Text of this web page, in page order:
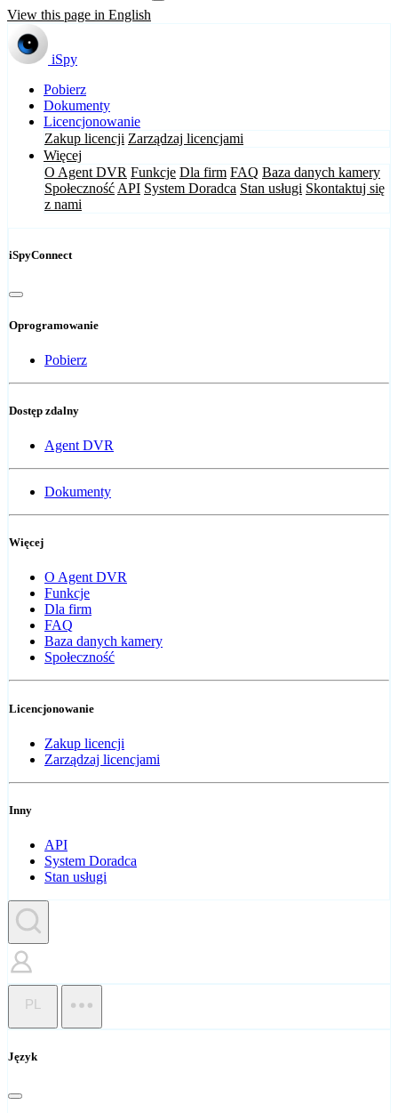
View this page in English
iSpy
Pobierz
Dokumenty
Licencjonowanie
Zakup licencji Zarządzaj licencjami
Więcej
O Agent DVR Funkcje Dla firm FAQ Baza danych kamery
Społeczność API System Doradca Stan usługi Skontaktuj się
z nami
iSpyConnect
Oprogramowanie
Pobierz
Dostęp zdalny
Agent DVR
Dokumenty
Więcej
O Agent DVR
Funkcje
Dla firm
FAQ
Baza danych kamery
Społeczność
Licencjonowanie
Zakup licencji
Zarządzaj licencjami
Inny
API
System Doradca
Stan usługi
PL
Język